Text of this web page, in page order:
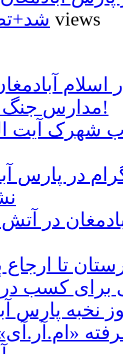
4 views
مدارس جنگ زده است!
شهرک آیت
در پارس
در
تا ارجاع
کسب
نخبه پارس